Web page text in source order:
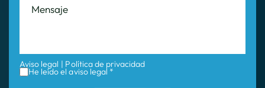
Contáctenos paraUna consulta
Aviso legal|Política de privacidad
He leído el aviso legal *